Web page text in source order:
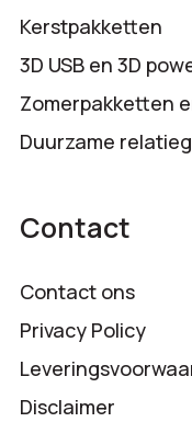
Kerstpakketten
3D USB en 3D
Zomerpakketten
Duurzame
Contact
Contact ons
Privacy Policy
Disclaimer